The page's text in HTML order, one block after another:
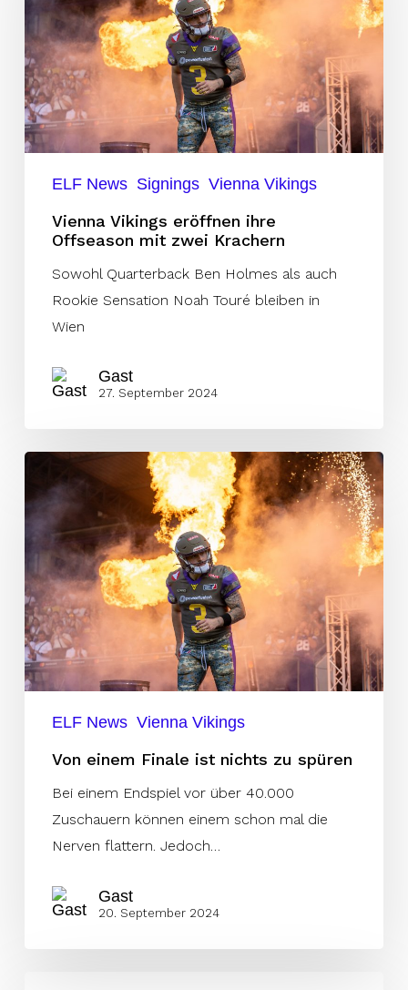
Offseason
mit
zwei
Krachern
ELF News Signings Vienna Vikings
Vienna Vikings eröffnen ihre
Offseason mit zwei Krachern
Sowohl Quarterback Ben Holmes als auch
Rookie Sensation Noah Touré bleiben in
Wien
Gast
27. September 2024
einem
Finale
nichts
zu
spüren
ELF News Vienna Vikings
Von einem Finale ist nichts zu spüren
Bei einem Endspiel vor über 40.000
Zuschauern können einem schon mal die
Nerven flattern. Jedoch…
Gast
20. September 2024